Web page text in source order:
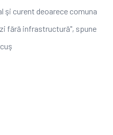
şi curent deoarece comuna
fără infrastructură", spune